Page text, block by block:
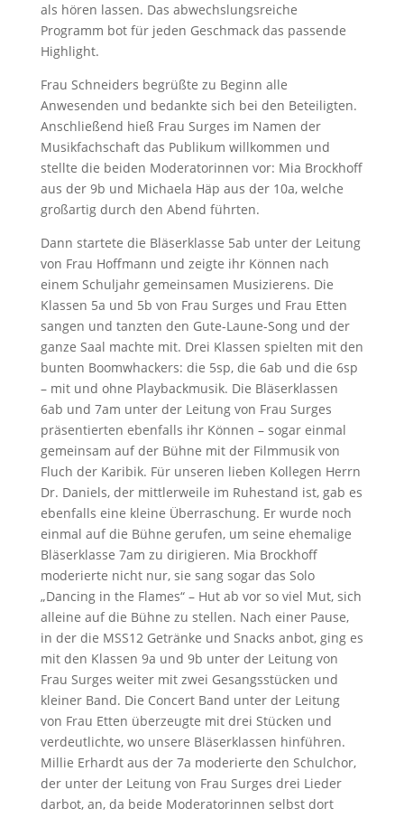
als hören lassen. Das abwechslungsreiche
Programm bot für jeden Geschmack das passende
Highlight.
Frau Schneiders begrüßte zu Beginn alle
Anwesenden und bedankte sich bei den Beteiligten.
Anschließend hieß Frau Surges im Namen der
Musikfachschaft das Publikum willkommen und
stellte die beiden Moderatorinnen vor: Mia Brockhoff
aus der 9b und Michaela Häp aus der 10a, welche
großartig durch den Abend führten.
Dann startete die Bläserklasse 5ab unter der Leitung
von Frau Hoffmann und zeigte ihr Können nach
einem Schuljahr gemeinsamen Musizierens. Die
Klassen 5a und 5b von Frau Surges und Frau Etten
sangen und tanzten den Gute-Laune-Song und der
ganze Saal machte mit. Drei Klassen spielten mit den
bunten Boomwhackers: die 5sp, die 6ab und die 6sp
– mit und ohne Playbackmusik. Die Bläserklassen
6ab und 7am unter der Leitung von Frau Surges
präsentierten ebenfalls ihr Können – sogar einmal
gemeinsam auf der Bühne mit der Filmmusik von
Fluch der Karibik. Für unseren lieben Kollegen Herrn
Dr. Daniels, der mittlerweile im Ruhestand ist, gab es
ebenfalls eine kleine Überraschung. Er wurde noch
einmal auf die Bühne gerufen, um seine ehemalige
Bläserklasse 7am zu dirigieren. Mia Brockhoff
moderierte nicht nur, sie sang sogar das Solo
„Dancing in the Flames“ – Hut ab vor so viel Mut, sich
alleine auf die Bühne zu stellen. Nach einer Pause,
in der die MSS12 Getränke und Snacks anbot, ging es
mit den Klassen 9a und 9b unter der Leitung von
Frau Surges weiter mit zwei Gesangsstücken und
kleiner Band. Die Concert Band unter der Leitung
von Frau Etten überzeugte mit drei Stücken und
verdeutlichte, wo unsere Bläserklassen hinführen.
Millie Erhardt aus der 7a moderierte den Schulchor,
der unter der Leitung von Frau Surges drei Lieder
darbot, an, da beide Moderatorinnen selbst dort